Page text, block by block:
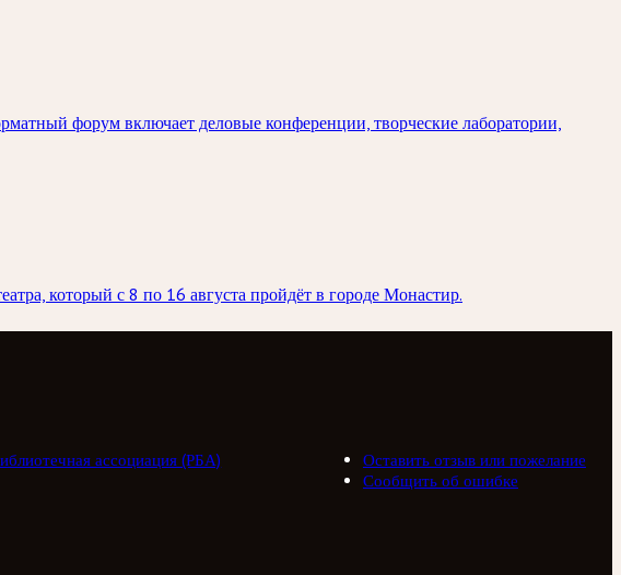
форум включает деловые конференции, творческие лаборатории,
который с 8 по 16 августа пройдёт в городе Монастир.
ассоциация (РБА)
Оставить отзыв или пожелание
Сообщить об ошибке